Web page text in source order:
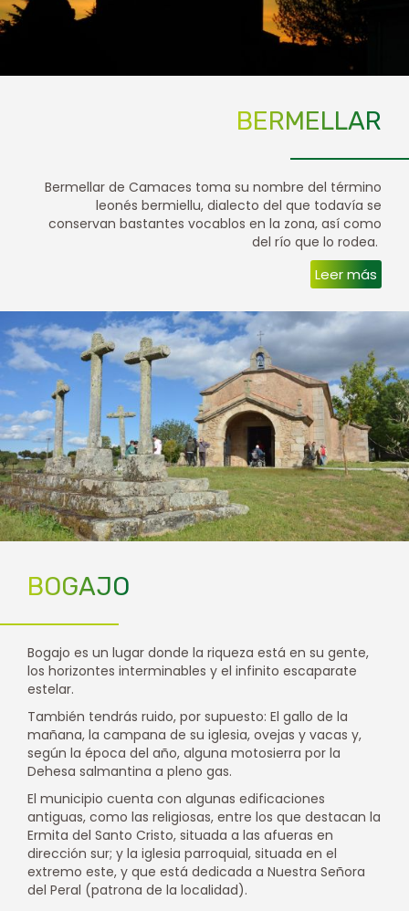
BERMELLAR
Bermellar de Camaces toma su nombre del término
leonés bermiellu, dialecto del que todavía se
conservan bastantes vocablos en la zona, así como
del río que lo rodea.
Leer más
BOGAJO
Bogajo es un lugar donde la riqueza está en su gente,
los horizontes interminables y el infinito escaparate
estelar.
También tendrás ruido, por supuesto: El gallo de la
mañana, la campana de su iglesia, ovejas y vacas y,
según la época del año, alguna motosierra por la
Dehesa salmantina a pleno gas.
El municipio cuenta con algunas edificaciones
antiguas, como las religiosas, entre los que destacan la
Ermita del Santo Cristo, situada a las afueras en
dirección sur; y la iglesia parroquial, situada en el
extremo este, y que está dedicada a Nuestra Señora
del Peral (patrona de la localidad).